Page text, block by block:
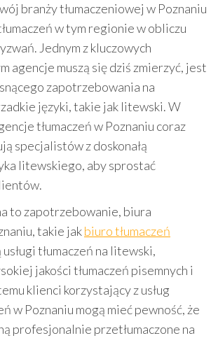
branży tłumaczeniowej w Poznaniu
w tym regionie w obliczu
Jednym z kluczowych
agencje muszą się dziś zmierzyć, jest
zapotrzebowania na
języki, takie jak litewski. W
tłumaczeń w Poznaniu coraz
specjalistów z doskonałą
litewskiego, aby sprostać
to zapotrzebowanie, biura
takie jakbiuro tłumaczeń
tłumaczeń na litewski,
jakości tłumaczeń pisemnych i
klienci korzystający z usług
w Poznaniu mogą mieć pewność, że
profesjonalnie przetłumaczone na